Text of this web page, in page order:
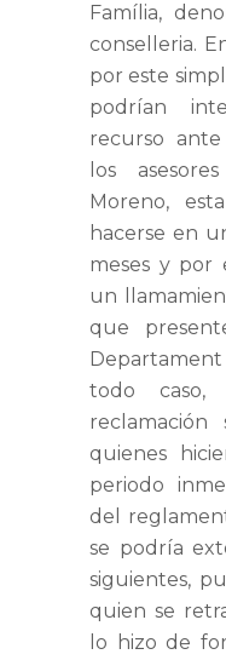
Família,
conselleria.
por este
podrían
recurso
los
Moreno,
hacerse en
meses y por
un
que
Departament
todo caso,
reclamación
quienes
periodo
del
se podría
siguientes,
quien se
lo hizo de